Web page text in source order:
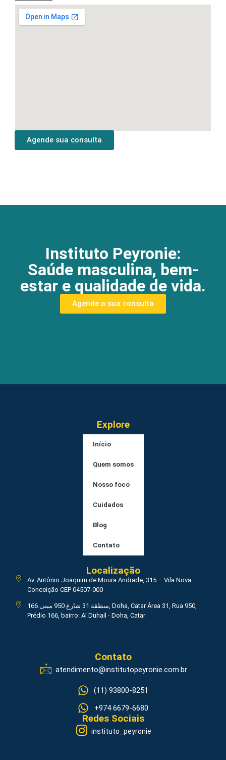
Agende sua consulta
Instituto Peyronie:
Saúde masculina, bem-
estar e qualidade de vida.
Agende a sua consulta
Explore
Início
Quem somos
Nosso foco
Cuidados
Blog
Contato
Localização
Av. Antônio Joaquim de Moura Andrade, 315 – Vila Nova
Conceição CEP 04507-000
منطقة 31 شارع 950 مبنى 166, Doha, Catar Área 31, Rua 950,
Prédio 166, bairro: Al Duhail - Doha, Catar
Contato
atendimento@institutopeyronie.com.br
(11) 93800-8251
+974 6679-6680
Redes Sociais
instituto_peyronie